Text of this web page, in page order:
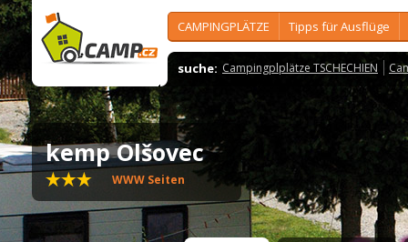
CAMPINGPLÄTZE Tipps für Ausflüge
suche: Campingplplätze TSCHECHIEN
kemp Olšovec
WWW Seiten